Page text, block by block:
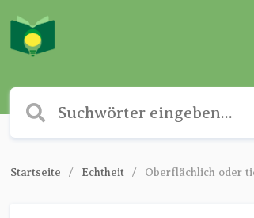
Startseite Echtheit Oberflächlich oder